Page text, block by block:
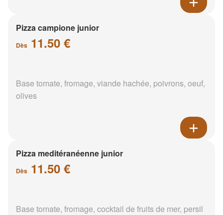
Pizza campione junior
Dès 11.50 €
Base tomate, fromage, viande hachée, poivrons, oeuf,
olives
Pizza meditéranéenne junior
Dès 11.50 €
Base tomate, fromage, cocktail de fruits de mer, persil